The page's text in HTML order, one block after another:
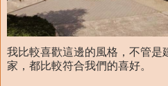
我比較喜歡這邊的風格，不管是
家，都比較符合我們的喜好。